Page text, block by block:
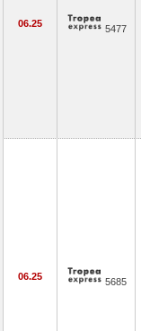
06.25 5477
06.25 5685